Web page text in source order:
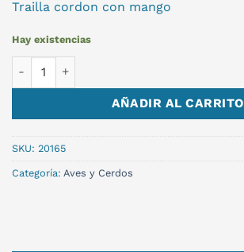
Trailla cordon con mango
Hay existencias
AÑADIR AL CARRITO
SKU: 20165
Categoría: Aves y Cerdos